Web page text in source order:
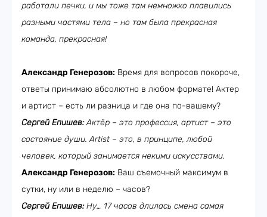
работали печки, и мы тоже там немножко плавились
разными частями тела – но там была прекрасная
команда, прекрасная!
Александр Генерозов: Время для вопросов покороче,
ответы принимаю абсолютно в любом формате! Актер
и артист – есть ли разница и где она по-вашему?
Сергей Епишев:Актёр – это профессия, артист – это
состояние души. Artist – это, в принципе, любой
человек, который занимается некими искусствами.
Александр Генерозов: Ваш съемочный максимум в
сутки, ну или в неделю – часов?
Сергей Епишев:Ну… 17 часов длилась смена самая